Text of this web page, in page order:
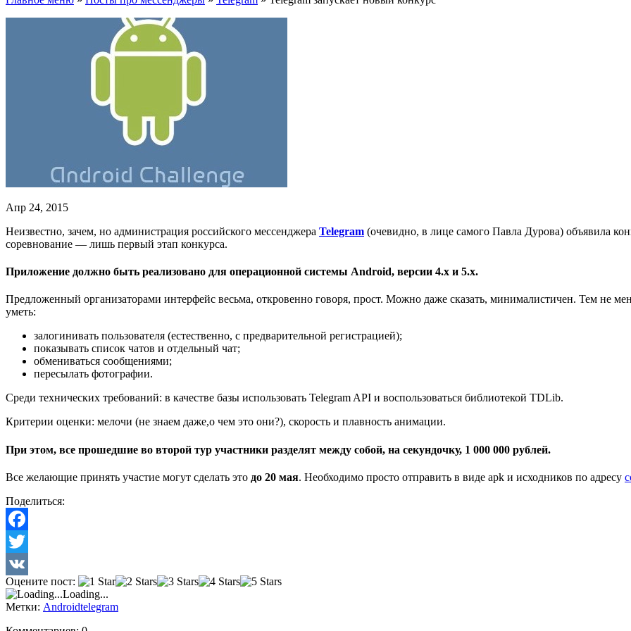
Апр 24, 2015
Неизвестно, зачем, но администрация российского мессенджера Telegram (очевидно, в лице самого Павла Дурова) объявила
соревнование — лишь первый этап конкурса.
Приложение должно быть реализовано для операционной системы Android, версии 4.х и 5.х.
Предложенный организаторами интерфейс весьма, откровенно говоря, прост. Можно даже сказать, минималистичен. Тем не
уметь:
залогинивать пользователя (естественно, с предварительной регистрацией);
показывать список чатов и отдельный чат;
обмениваться сообщениями;
пересылать фотографии.
Среди технических требований: в качестве базы использовать Telegram API и воспользоваться библиотекой TDLib.
Критерии оценки: мелочи (не знаем даже,о чем это они?), скорость и плавность анимации.
При этом, все прошедшие во второй тур участники разделят между собой, на секундочку, 1 000 000 рублей.
Все желающие принять участие могут сделать это до 20 мая. Необходимо просто отправить в виде apk и исходников по адресу
Поделиться:
Facebook
Twitter
VK
Оцените пост:
Loading...
Метки: Androidtelegram